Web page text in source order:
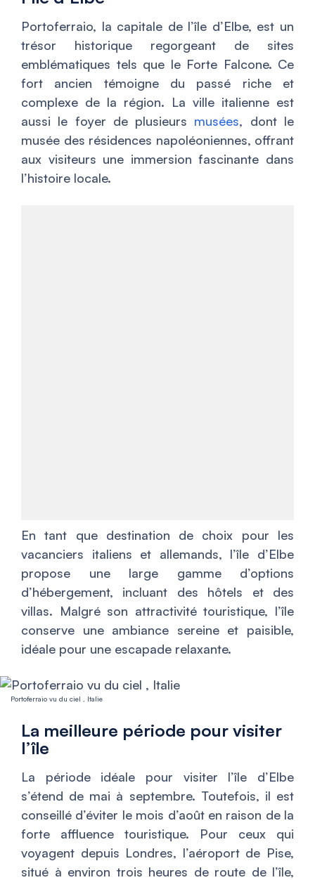
Portoferraio, la capitale de l’île d’Elbe, est un
trésor historique regorgeant de sites
emblématiques tels que le Forte Falcone. Ce
fort ancien témoigne du passé riche et
complexe de la région. La ville italienne est
aussi le foyer de plusieurs musées, dont le
musée des résidences napoléoniennes, offrant
aux visiteurs une immersion fascinante dans
l’histoire locale.
En tant que destination de choix pour les
vacanciers italiens et allemands, l’île d’Elbe
propose une large gamme d’options
d’hébergement, incluant des hôtels et des
villas. Malgré son attractivité touristique, l’île
conserve une ambiance sereine et paisible,
idéale pour une escapade relaxante.
Portoferraio vu du ciel , Italie
La meilleure période pour visiter
l’île
La période idéale pour visiter l’île d’Elbe
s’étend de mai à septembre. Toutefois, il est
conseillé d’éviter le mois d’août en raison de la
forte affluence touristique. Pour ceux qui
voyagent depuis Londres, l’aéroport de Pise,
situé à environ trois heures de route de l’île,